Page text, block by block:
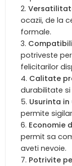
ocazii, de la
formale.
potriveste
felicitarilor
Calitate
durabilitate
Usurinta
permite
Economie
permit sa
aveti nevoie.
Potrivite